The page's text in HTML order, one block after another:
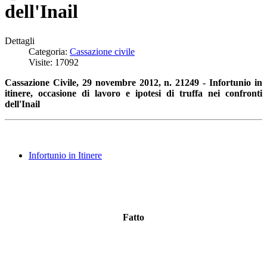
dell'Inail
Dettagli
Categoria: Cassazione civile
Visite: 17092
Cassazione Civile, 29 novembre 2012, n. 21249 - Infortunio in
itinere, occasione di lavoro e ipotesi di truffa nei confronti
dell'Inail
Infortunio in Itinere
Fatto